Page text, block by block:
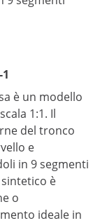
è un modello
1:1. Il
del tronco
e
in 9 segmenti
è
o
ideale in